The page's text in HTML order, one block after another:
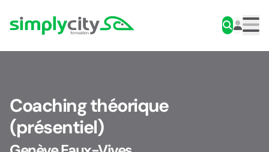
Simplycity
Coaching théorique
(présentiel)